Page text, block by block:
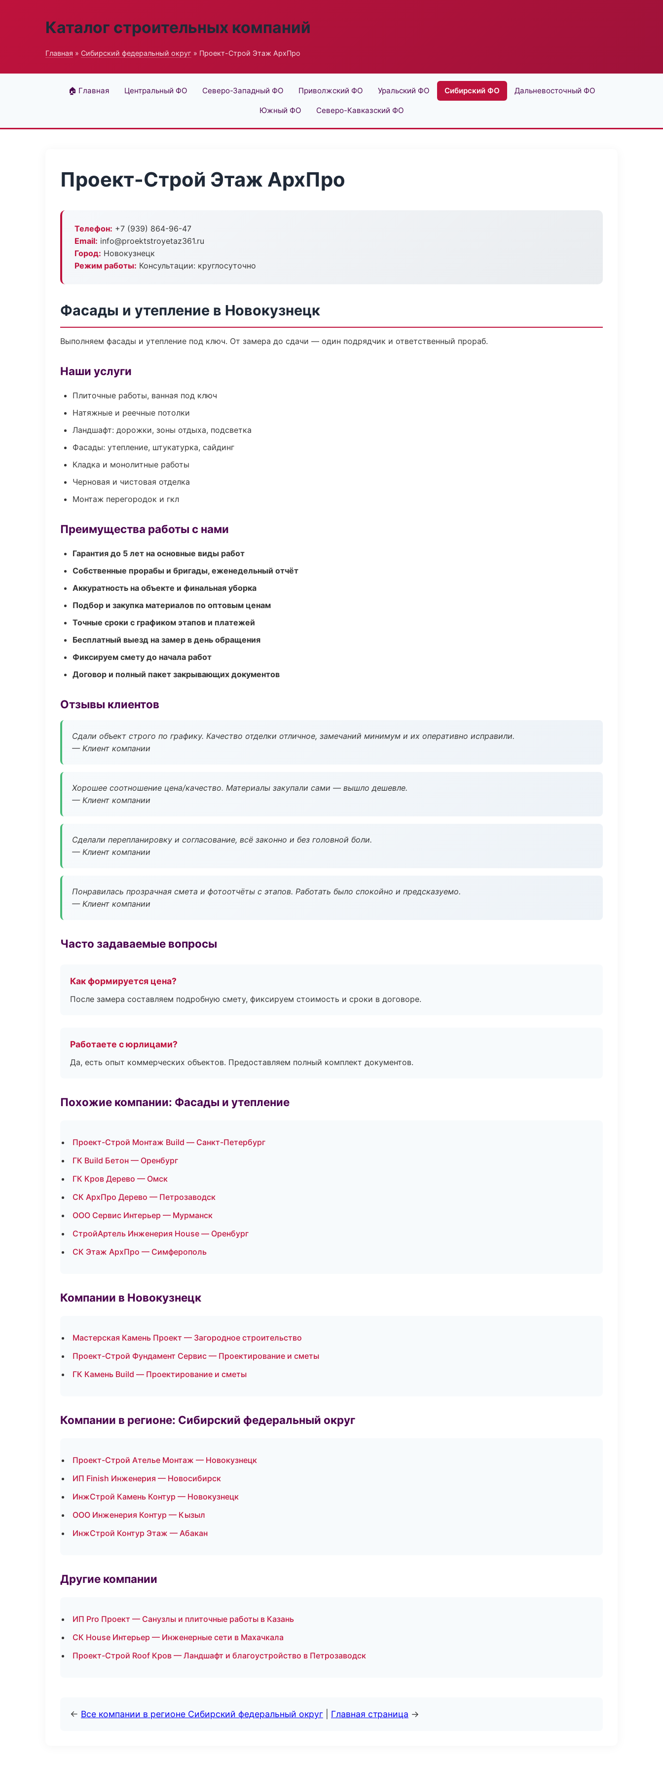
Каталог строительных компаний
Главная » Сибирский федеральный округ » Проект-Строй Этаж АрхПро
🏠 Главная Центральный ФО Северо-Западный ФО Приволжский ФО Уральский ФО Сибирский ФО Дальневосточный ФО
Южный ФО Северо-Кавказский ФО
Проект-Строй Этаж АрхПро
Телефон: +7 (939) 864-96-47
Email: info@proektstroyetaz361.ru
Город: Новокузнецк
Режим работы: Консультации: круглосуточно
Фасады и утепление в Новокузнецк
Выполняем фасады и утепление под ключ. От замера до сдачи — один подрядчик и ответственный прораб.
Наши услуги
Плиточные работы, ванная под ключ
Натяжные и реечные потолки
Ландшафт: дорожки, зоны отдыха, подсветка
Фасады: утепление, штукатурка, сайдинг
Кладка и монолитные работы
Черновая и чистовая отделка
Монтаж перегородок и гкл
Преимущества работы с нами
Гарантия до 5 лет на основные виды работ
Собственные прорабы и бригады, еженедельный отчёт
Аккуратность на объекте и финальная уборка
Подбор и закупка материалов по оптовым ценам
Точные сроки с графиком этапов и платежей
Бесплатный выезд на замер в день обращения
Фиксируем смету до начала работ
Договор и полный пакет закрывающих документов
Отзывы клиентов
Сдали объект строго по графику. Качество отделки отличное, замечаний минимум и их оперативно исправили.
— Клиент компании
Хорошее соотношение цена/качество. Материалы закупали сами — вышло дешевле.
— Клиент компании
Сделали перепланировку и согласование, всё законно и без головной боли.
— Клиент компании
Понравилась прозрачная смета и фотоотчёты с этапов. Работать было спокойно и предсказуемо.
— Клиент компании
Часто задаваемые вопросы
Как формируется цена?
После замера составляем подробную смету, фиксируем стоимость и сроки в договоре.
Работаете с юрлицами?
Да, есть опыт коммерческих объектов. Предоставляем полный комплект документов.
Похожие компании: Фасады и утепление
Проект-Строй Монтаж Build — Санкт-Петербург
ГК Build Бетон — Оренбург
ГК Кров Дерево — Омск
СК АрхПро Дерево — Петрозаводск
ООО Сервис Интерьер — Мурманск
СтройАртель Инженерия House — Оренбург
СК Этаж АрхПро — Симферополь
Компании в Новокузнецк
Мастерская Камень Проект — Загородное строительство
Проект-Строй Фундамент Сервис — Проектирование и сметы
ГК Камень Build — Проектирование и сметы
Компании в регионе: Сибирский федеральный округ
Проект-Строй Ателье Монтаж — Новокузнецк
ИП Finish Инженерия — Новосибирск
ИнжСтрой Камень Контур — Новокузнецк
ООО Инженерия Контур — Кызыл
ИнжСтрой Контур Этаж — Абакан
Другие компании
ИП Pro Проект — Санузлы и плиточные работы в Казань
СК House Интерьер — Инженерные сети в Махачкала
Проект-Строй Roof Кров — Ландшафт и благоустройство в Петрозаводск
← Все компании в регионе Сибирский федеральный округ Главная страница →